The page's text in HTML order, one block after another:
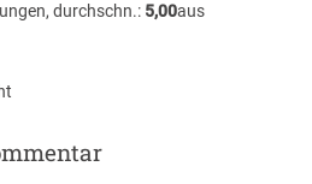
durchschn.: 5,00aus